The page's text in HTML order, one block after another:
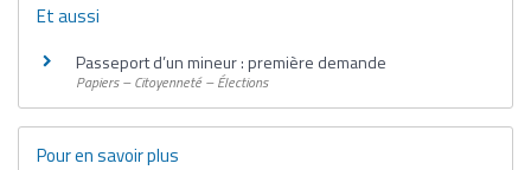
Et aussi
Passeport d’un mineur : première demande
Papiers – Citoyenneté – Élections
Pour en savoir plus